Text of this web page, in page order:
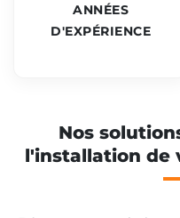
ANNÉES
D'EXPÉRIENCE
Nos
l'installation de